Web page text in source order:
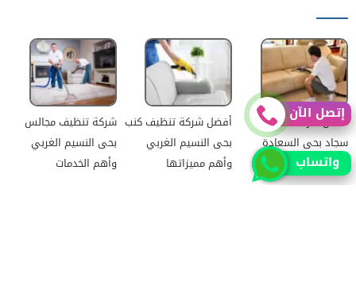
أفضل شركة تنظيف
سجاد بحى السعادة
ومميزاتها
أفضل شركة تنظيف كنب
بحى النسيم الغربي
وأهم مميزاتها
شركة تنظيف مجالس
بحى النسيم الغربي
وأهم الخدمات
إتصل الآن
واتساب